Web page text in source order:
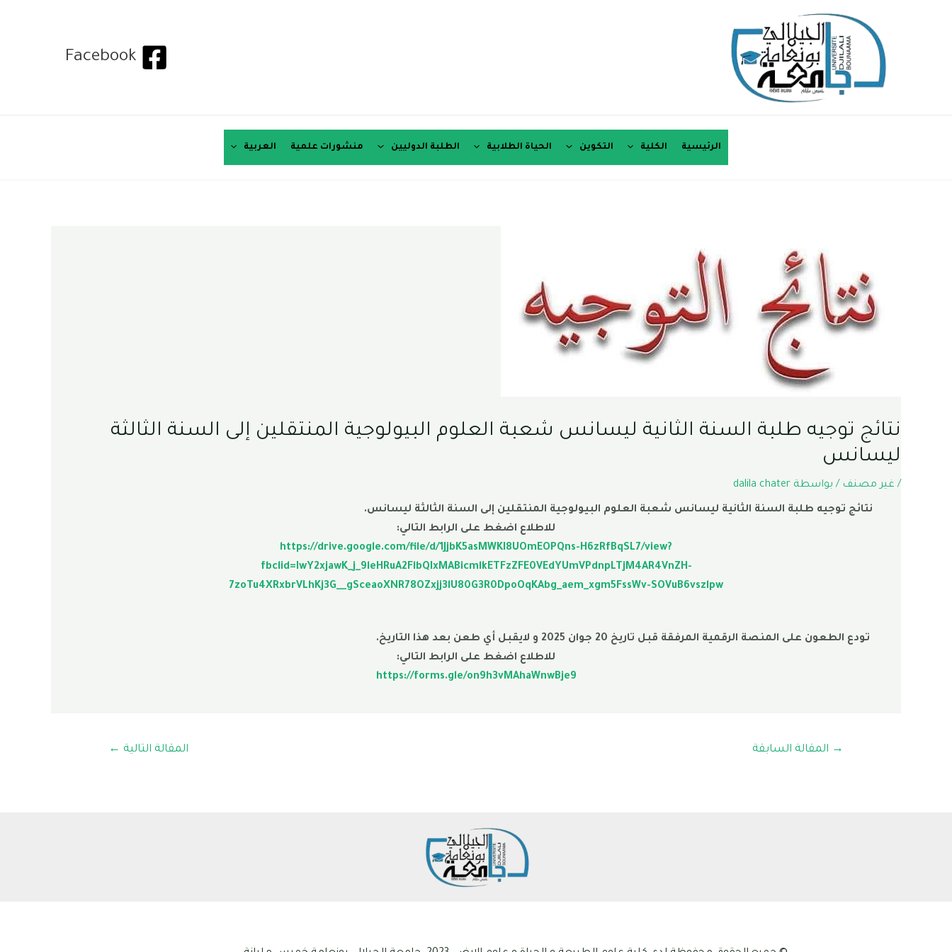
Facebook
الرئيسية الكلية التكوين الحياة الطلابية الطلبة الدوليين منشورات علمية العربية
نتائج توجيه طلبة السنة الثانية ليسانس شعبة العلوم البيولوجية المنتقلين إلى السنة الثالثة
ليسانس
/ غير مصنف / بواسطة dalila chater
نتائج توجيه طلبة السنة الثانية ليسانس شعبة العلوم البيولوجية المنتقلين إلى السنة الثالثة ليسانس.
للاطلاع اضغط على الرابط التالي:
https://drive.google.com/file/d/1JjbK5asMWKI8UOmEOPQns-H6zRfBqSL7/view?
fbclid=IwY2xjawK_j_9leHRuA2FlbQIxMABicmlkETFzZFE0VEdYUmVPdnpLTjM4AR4VnZH-
7zoTu4XRxbrVLhKj3G__gSceaoXNR78OZxjj3lU80G3R0DpoOqKAbg_aem_xgm5FssWv-SOVuB6vszlpw
تودع الطعون على المنصة الرقمية المرفقة قبل تاريخ 20 جوان 2025 و لايقبل أي طعن بعد هذا التاريخ.
للاطلاع اضغط على الرابط التالي:
https://forms.gle/on9h3vMAhaWnwBje9
→ المقالة السابقة المقالة التالية ←